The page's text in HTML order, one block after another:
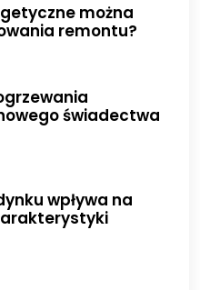
można
remontu?
świadectwa
wpływa na